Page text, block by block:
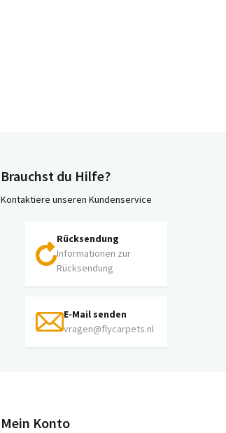
Brauchst du Hilfe?
Kontaktiere unseren Kundenservice
Rücksendung
Informationen zur
Rücksendung
E-Mail senden
vragen@flycarpets.nl
Mein Konto